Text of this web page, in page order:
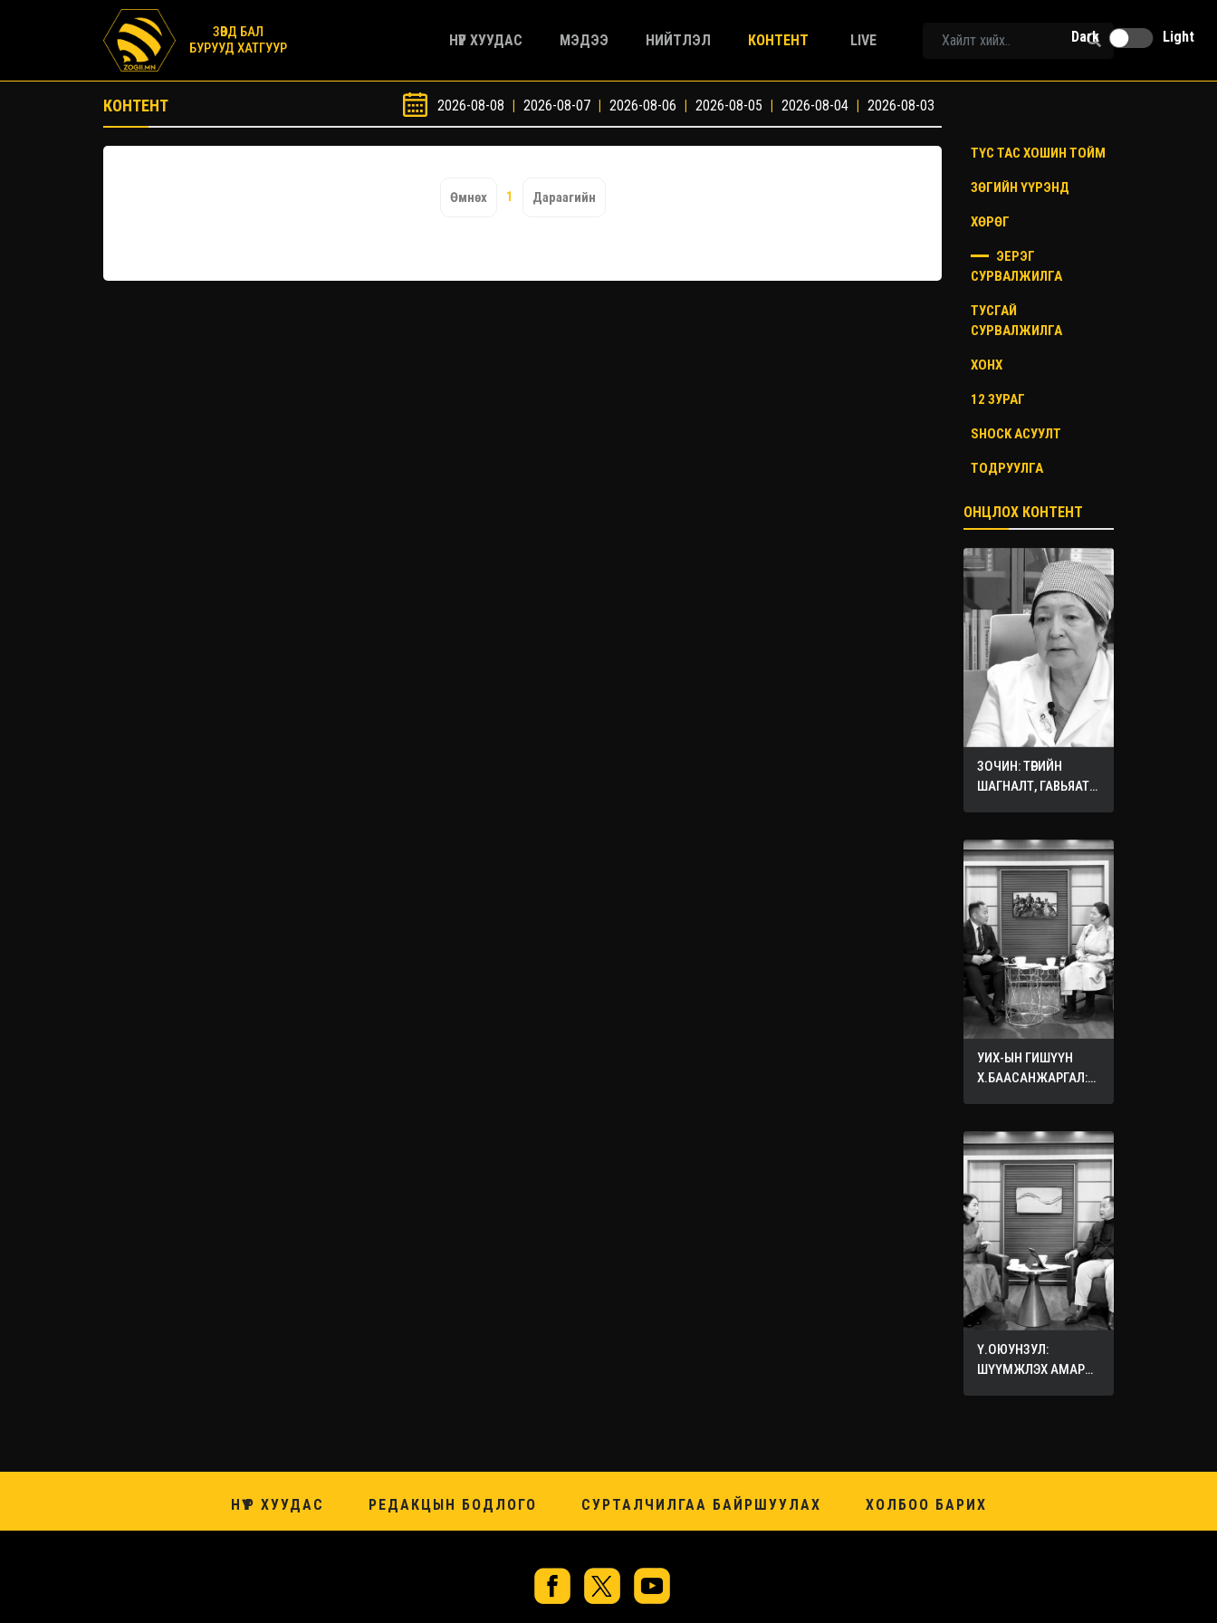
ЗӨВД БАЛ
БУРУУД ХАТГУУР
НҮҮР ХУУДАС МЭДЭЭ НИЙТЛЭЛ КОНТЕНТ LIVE Dark Light
КОНТЕНТ 2026-08-08 | 2026-08-07 | 2026-08-06 | 2026-08-05 | 2026-08-04 | 2026-08-03
Өмнөх 1 Дараагийн
ТҮС ТАС ХОШИН ТОЙМ
ЗӨГИЙН ҮҮРЭНД
ХӨРӨГ
ЭЕРЭГ
СУРВАЛЖИЛГА
ТУСГАЙ
СУРВАЛЖИЛГА
ХОНХ
12 ЗУРАГ
SHOCK АСУУЛТ
ТОДРУУЛГА
ОНЦЛОХ КОНТЕНТ
ЗОЧИН: ТӨРИЙН
ШАГНАЛТ, ГАВЬЯАТ
УИХ-ЫН ГИШҮҮН
Х.БААСАНЖАРГАЛ:
САЙХАН ЗҮЙЛЭЭ
БУСДЫН ХҮҮХДЭД
ХҮСЭЭРЭЙ
Ү.ОЮУНЗУЛ:
ШҮҮМЖЛЭХ АМАР
НҮҮР ХУУДАС РЕДАКЦЫН БОДЛОГО СУРТАЛЧИЛГАА БАЙРШУУЛАХ ХОЛБОО БАРИХ